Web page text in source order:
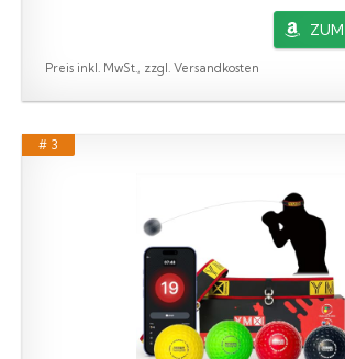
Preis inkl. MwSt., zzgl. Versandkosten
# 3